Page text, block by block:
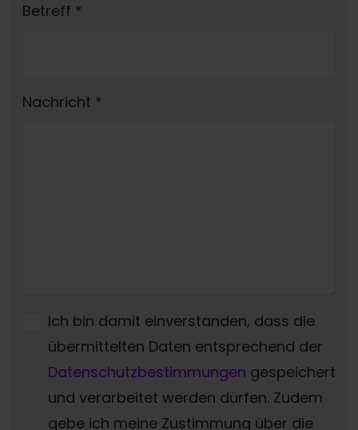
Betreff *
Nachricht *
Ich bin damit einverstanden, dass die
übermittelten Daten entsprechend der
Datenschutzbestimmungen gespeichert
und verarbeitet werden dürfen. Zudem
gebe ich meine Zustimmung über die